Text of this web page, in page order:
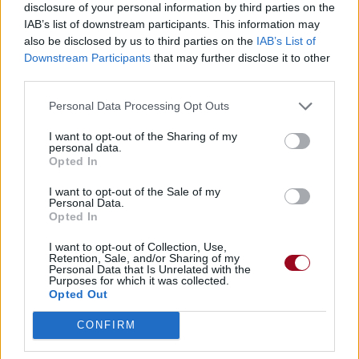
disclosure of your personal information by third parties on the
IAB’s list of downstream participants. This information may
also be disclosed by us to third parties on the IAB’s List of
Downstream Participants that may further disclose it to other
Personal Data Processing Opt Outs
I want to opt-out of the Sharing of my
personal data.
Opted In
I want to opt-out of the Sale of my
Personal Data.
Opted In
I want to opt-out of Collection, Use,
Retention, Sale, and/or Sharing of my
Personal Data that Is Unrelated with the
Purposes for which it was collected.
Opted Out
CONFIRM